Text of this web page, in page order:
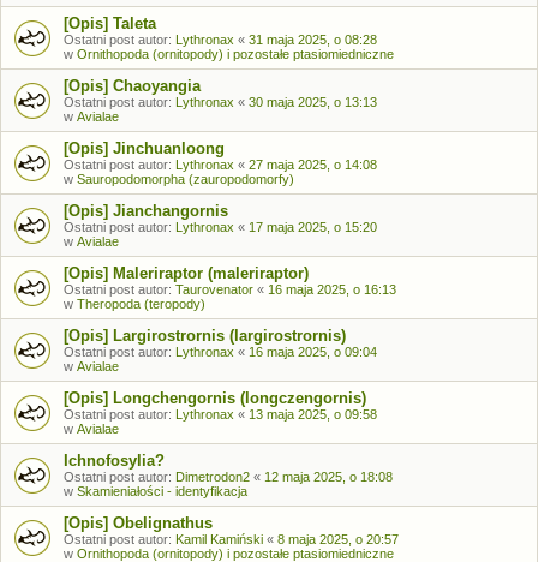
[Opis] Taleta
Ostatni post autor: Lythronax « 31 maja 2025, o 08:28
w Ornithopoda (ornitopody) i pozostałe ptasiomiedniczne
[Opis] Chaoyangia
Ostatni post autor: Lythronax « 30 maja 2025, o 13:13
w Avialae
[Opis] Jinchuanloong
Ostatni post autor: Lythronax « 27 maja 2025, o 14:08
w Sauropodomorpha (zauropodomorfy)
[Opis] Jianchangornis
Ostatni post autor: Lythronax « 17 maja 2025, o 15:20
w Avialae
[Opis] Maleriraptor (maleriraptor)
Ostatni post autor: Taurovenator « 16 maja 2025, o 16:13
w Theropoda (teropody)
[Opis] Largirostrornis (largirostrornis)
Ostatni post autor: Lythronax « 16 maja 2025, o 09:04
w Avialae
[Opis] Longchengornis (longczengornis)
Ostatni post autor: Lythronax « 13 maja 2025, o 09:58
w Avialae
Ichnofosylia?
Ostatni post autor: Dimetrodon2 « 12 maja 2025, o 18:08
w Skamieniałości - identyfikacja
[Opis] Obelignathus
Ostatni post autor: Kamil Kamiński « 8 maja 2025, o 20:57
w Ornithopoda (ornitopody) i pozostałe ptasiomiedniczne